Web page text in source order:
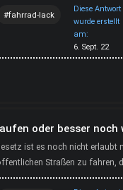
Diese Antwort
wurde erstellt
am:
6. Sept. 22
fahrrad-lack
oder besser noch
ist es noch nicht erlaubt
Straßen zu fahren,
und noch keine Zulassung